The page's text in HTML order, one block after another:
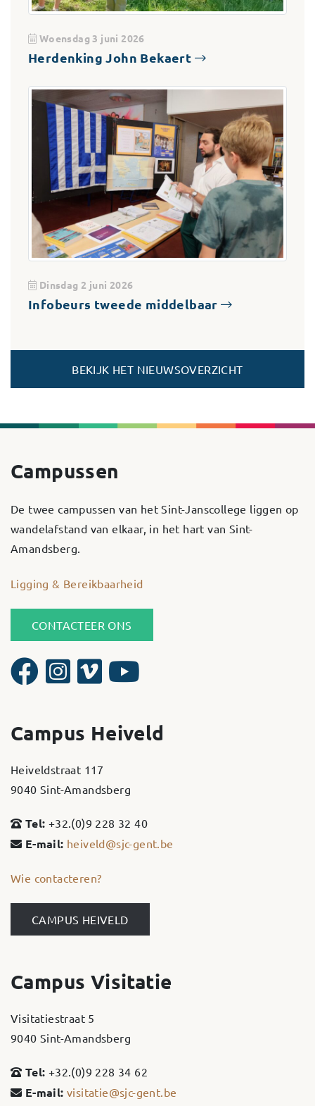
Woensdag 3 juni 2026
Herdenking John Bekaert
Dinsdag 2 juni 2026
Infobeurs tweede middelbaar
BEKIJK HET NIEUWSOVERZICHT
Campussen
De twee campussen van het Sint-Janscollege liggen op
wandelafstand van elkaar, in het hart van Sint-
Amandsberg.
Ligging & Bereikbaarheid
CONTACTEER ONS
Campus Heiveld
Heiveldstraat 117
9040 Sint-Amandsberg
Tel: +32.(0)9 228 32 40
E-mail: heiveld@sjc-gent.be
Wie contacteren?
CAMPUS HEIVELD
Campus Visitatie
Visitatiestraat 5
9040 Sint-Amandsberg
Tel: +32.(0)9 228 34 62
E-mail: visitatie@sjc-gent.be